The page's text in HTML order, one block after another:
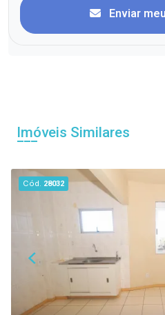
Enviar
Imóveis Similares
Cód. 28032